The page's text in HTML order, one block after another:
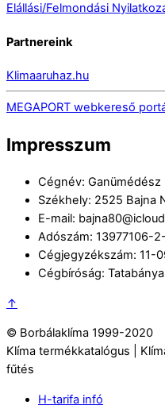
Elállási/Felmondási
Partnereink
Klimaaruhaz.hu
MEGAPORT webkereső
Impresszum
Cégnév:
Székhely: 2525 Bajna
E-mail:
Adószám: 13977106-
Cégjegyzékszám: 11-
Cégbíróság:
↑
© Borbálaklíma 1999-2020
Klíma termékkatalógus |
fűtés
H-tarifa infó